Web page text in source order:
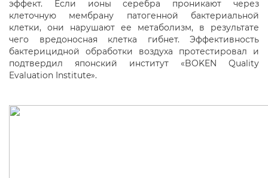
эффект. Если ионы серебра проникают через
клеточную мембрану патогенной бактериальной
клетки, они нарушают ее метаболизм, в результате
чего вредоносная клетка гибнет. Эффективность
бактерицидной обработки воздуха протестировал и
подтвердил японский институт «BOKEN Quality
Evaluation Institute».